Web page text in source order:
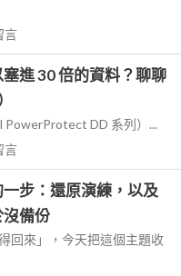
言
進 30 倍的資料？聊聊
PowerProtect DD 系列）...
言
步：還原演練，以及
備份
回來」，今天把這個主題收